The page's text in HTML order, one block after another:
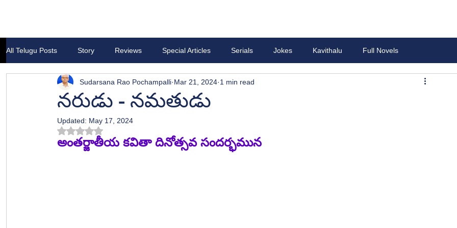
All Telugu Posts Story Reviews Special Articles Serials Jokes Kavithalu Full Novels
నరుడు - నమతుడు
Sudarsana Rao Pochampalli Mar 21, 2024 1 min read
Updated: May 17, 2024
Rated NaN out of 5 stars.
అంతర్జాతీయ కవితా దినోత్సవ సందర్భమున